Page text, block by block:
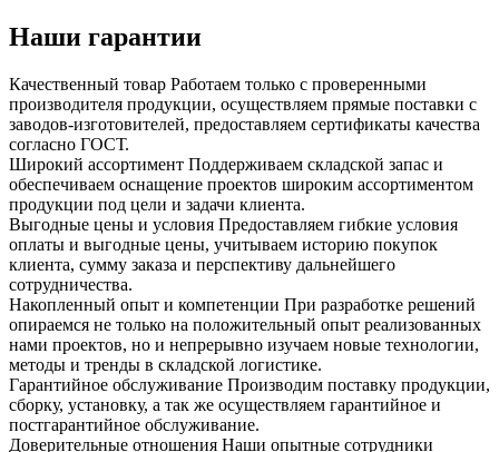
Наши гарантии
Качественный товар Работаем только с проверенными
производителя продукции, осуществляем прямые поставки с
заводов-изготовителей, предоставляем сертификаты качества
согласно ГОСТ.
Широкий ассортимент Поддерживаем складской запас и
обеспечиваем оснащение проектов широким ассортиментом
продукции под цели и задачи клиента.
Выгодные цены и условия Предоставляем гибкие условия
оплаты и выгодные цены, учитываем историю покупок
клиента, сумму заказа и перспективу дальнейшего
сотрудничества.
Накопленный опыт и компетенции При разработке решений
опираемся не только на положительный опыт реализованных
нами проектов, но и непрерывно изучаем новые технологии,
методы и тренды в складской логистике.
Гарантийное обслуживание Производим поставку продукции,
сборку, установку, а так же осуществляем гарантийное и
постгарантийное обслуживание.
Доверительные отношения Наши опытные сотрудники